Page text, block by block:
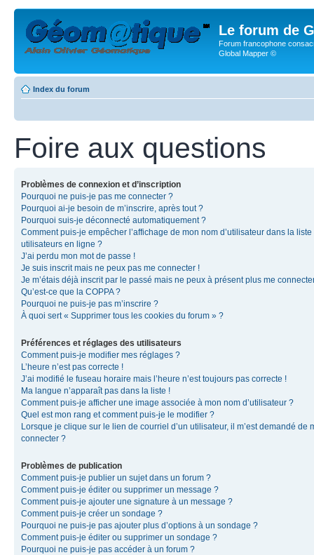
Le forum de
Forum francophone
Global Mapper ©
Index du forum
Foire aux questions
Problèmes de connexion et d’inscription
Pourquoi ne puis-je pas me connecter ?
Pourquoi ai-je besoin de m’inscrire, après tout ?
Pourquoi suis-je déconnecté automatiquement ?
Comment puis-je empêcher l’affichage de mon nom d’utilisateur dans la liste
utilisateurs en ligne ?
J’ai perdu mon mot de passe !
Je suis inscrit mais ne peux pas me connecter !
Je m’étais déjà inscrit par le passé mais ne peux à présent plus me
Qu’est-ce que la COPPA ?
Pourquoi ne puis-je pas m’inscrire ?
À quoi sert « Supprimer tous les cookies du forum » ?
Préférences et réglages des utilisateurs
Comment puis-je modifier mes réglages ?
L’heure n’est pas correcte !
J’ai modifié le fuseau horaire mais l’heure n’est toujours pas correcte !
Ma langue n’apparaît pas dans la liste !
Comment puis-je afficher une image associée à mon nom d’utilisateur ?
Quel est mon rang et comment puis-je le modifier ?
Lorsque je clique sur le lien de courriel d’un utilisateur, il m’est demandé de
connecter ?
Problèmes de publication
Comment puis-je publier un sujet dans un forum ?
Comment puis-je éditer ou supprimer un message ?
Comment puis-je ajouter une signature à un message ?
Comment puis-je créer un sondage ?
Pourquoi ne puis-je pas ajouter plus d’options à un sondage ?
Comment puis-je éditer ou supprimer un sondage ?
Pourquoi ne puis-je pas accéder à un forum ?